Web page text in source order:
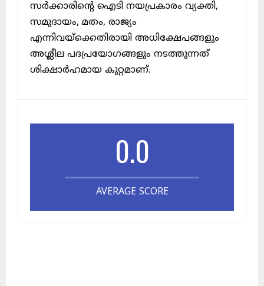
സർക്കാരിന്റെ ഐടി നയപ്രകാരം വ്യക്തി,
സമുദായം, മതം, രാജ്യം
എന്നിവയ്ക്കെതിരായി അധിക്ഷേപങ്ങളും
അശ്ലീല പദപ്രയോഗങ്ങളും നടത്തുന്നത്
ശിക്ഷാർഹമായ കുറ്റമാണ്.
0.0
AVERAGE SCORE